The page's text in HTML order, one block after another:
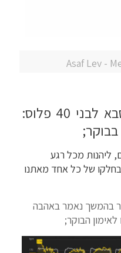
Asaf Lev -
בכפר – סבא לבני 40 פלוס:
ליהנות מכל רגע
של כל אחד מאתנו
בהמשך נאמר באהבה
לאימון הבוקר;